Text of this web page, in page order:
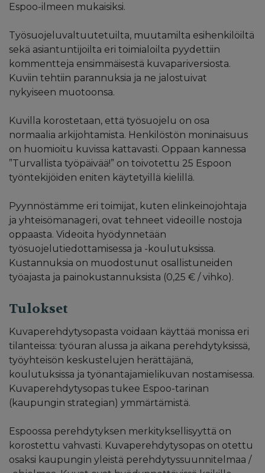
Espoo-ilmeen mukaisiksi.
Työsuojeluvaltuutetuilta, muutamilta esihenkilöiltä
sekä asiantuntijoilta eri toimialoilta pyydettiin
kommentteja ensimmäisestä kuvapariversiosta.
Kuviin tehtiin parannuksia ja ne jalostuivat
nykyiseen muotoonsa.
Kuvilla korostetaan, että työsuojelu on osa
normaalia arkijohtamista. Henkilöstön moninaisuus
on huomioitu kuvissa kattavasti. Oppaan kannessa
”Turvallista työpäivää!” on toivotettu 25 Espoon
työntekijöiden eniten käytetyillä kielillä.
Pyynnöstämme eri toimijat, kuten elinkeinojohtaja
ja yhteisömanageri, ovat tehneet videoille nostoja
oppaasta. Videoita hyödynnetään
työsuojelutiedottamisessa ja -koulutuksissa.
Kustannuksia on muodostunut osallistuneiden
työajasta ja painokustannuksista (0,25 € / vihko).
Tulokset
Kuvaperehdytysopasta voidaan käyttää monissa eri
tilanteissa: työuran alussa ja aikana perehdytyksissä,
työyhteisön keskustelujen herättäjänä,
koulutuksissa ja työnantajamielikuvan nostamisessa.
Kuvaperehdytysopas tukee Espoo-tarinan
(kaupungin strategian) ymmärtämistä.
Espoossa perehdytyksen merkityksellisyyttä on
korostettu vahvasti. Kuvaperehdytysopas on otettu
osaksi kaupungin yleistä perehdytyssuunnitelmaa /